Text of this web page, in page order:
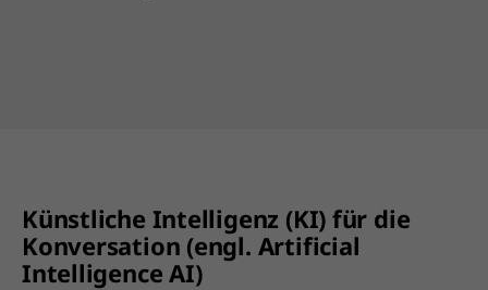
Künstliche Intelligenz (KI) für die
Konversation (engl. Artificial
Intelligence AI)